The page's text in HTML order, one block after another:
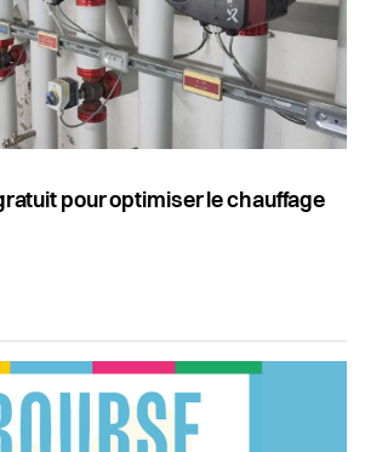
pour optimiser le chauffage